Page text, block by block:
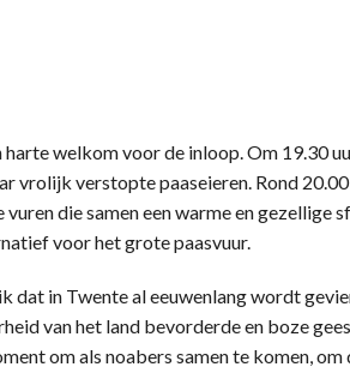
harte welkom voor de inloop. Om 19.30
vrolijk verstopte paaseieren. Rond
die samen een warme en gezellige
voor het grote paasvuur.
dat in Twente al eeuwenlang wordt
van het land bevorderde en boze
om als noabers samen te komen,